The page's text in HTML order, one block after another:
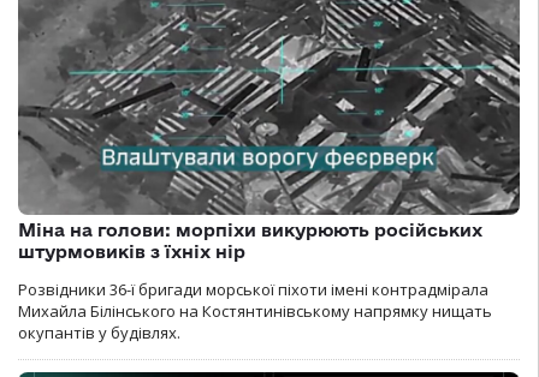
Міна на голови: морпіхи викурюють російських
штурмовиків з їхніх нір
Розвідники 36-ї бригади морської піхоти імені контрадмірала
Михайла Білінського на Костянтинівському напрямку нищать
окупантів у будівлях.